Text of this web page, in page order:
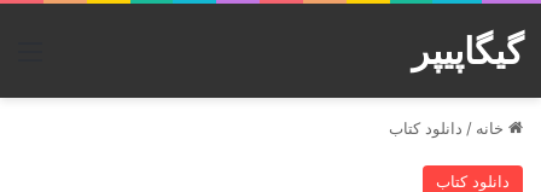
گیگاپیپر
خانه / دانلود کتاب
دانلود کتاب